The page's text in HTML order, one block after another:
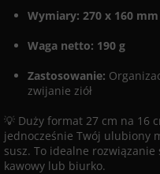
Wymiary: 270 x 160 mm
Waga netto: 190 g
Zastosowanie:
zwijanie ziół
💡 Duży format 27 cm na 16
jednocześnie Twój ulubiony
susz. To idealne
kawowy lub biurko.